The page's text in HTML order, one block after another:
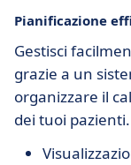
Pianificazione
Gestisci
grazie a un
organizzare il
dei tuoi pazienti.